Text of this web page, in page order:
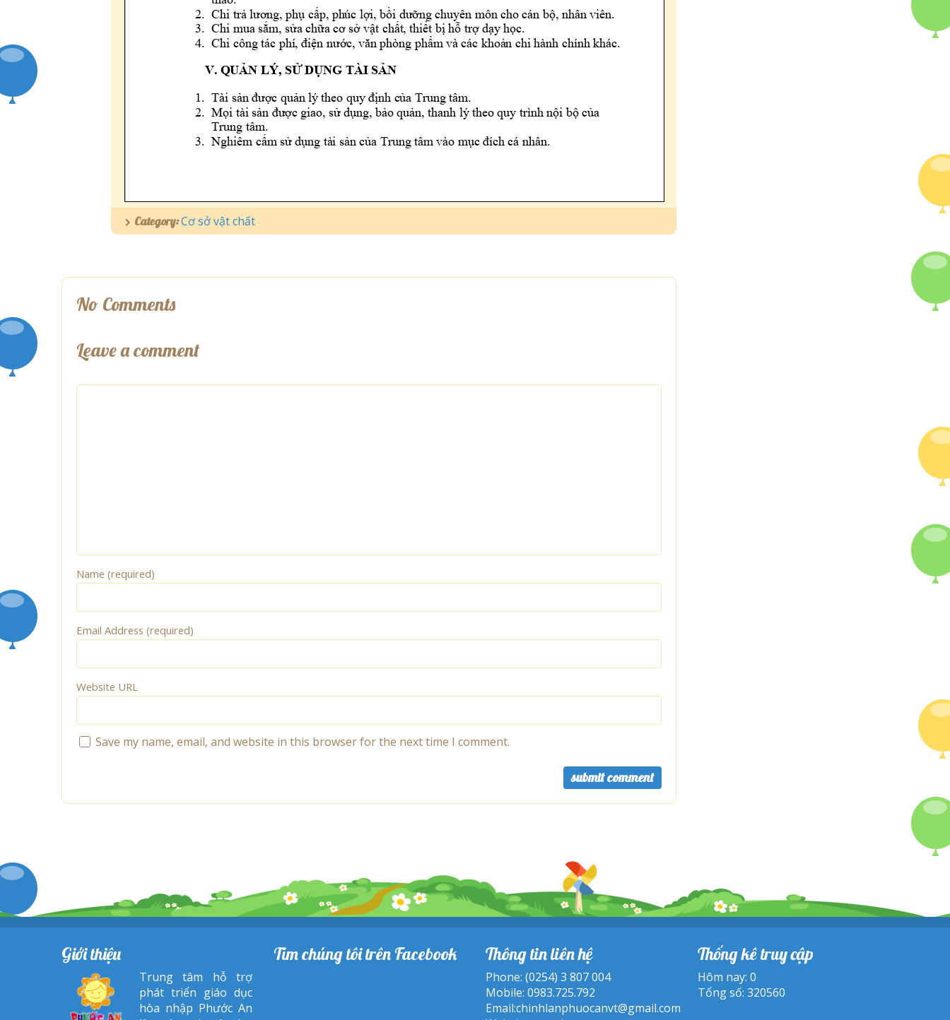
Category:Cơ sở vật chất
No Comments
Leave a comment
Name (required)
Email Address (required)
Website URL
Save my name, email, and website in this browser for the next time I comment.
Giới thiệu
Trung tâm hỗ trợ
phát triển giáo dục
hòa nhập Phước An
Tìm chúng tôi trên Facebook Thông tin liên hệ
Phone: (0254) 3 807 004
Mobile: 0983.725.792
Email:chinhlanphuocanvt@gmail.com
Thống kê truy cập
Hôm nay: 0
Tổng số: 320560